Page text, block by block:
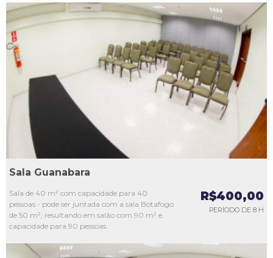
L4
L5
Sala Guanabara
Sala de 40 m² com capacidade para 40
pessoas - pode ser juntada com a sala Botafogo
de 50 m², resultando em salão com 90 m² e
capacidade para 90 pessoas.
R$400,00
PERÍODO DE 8 H